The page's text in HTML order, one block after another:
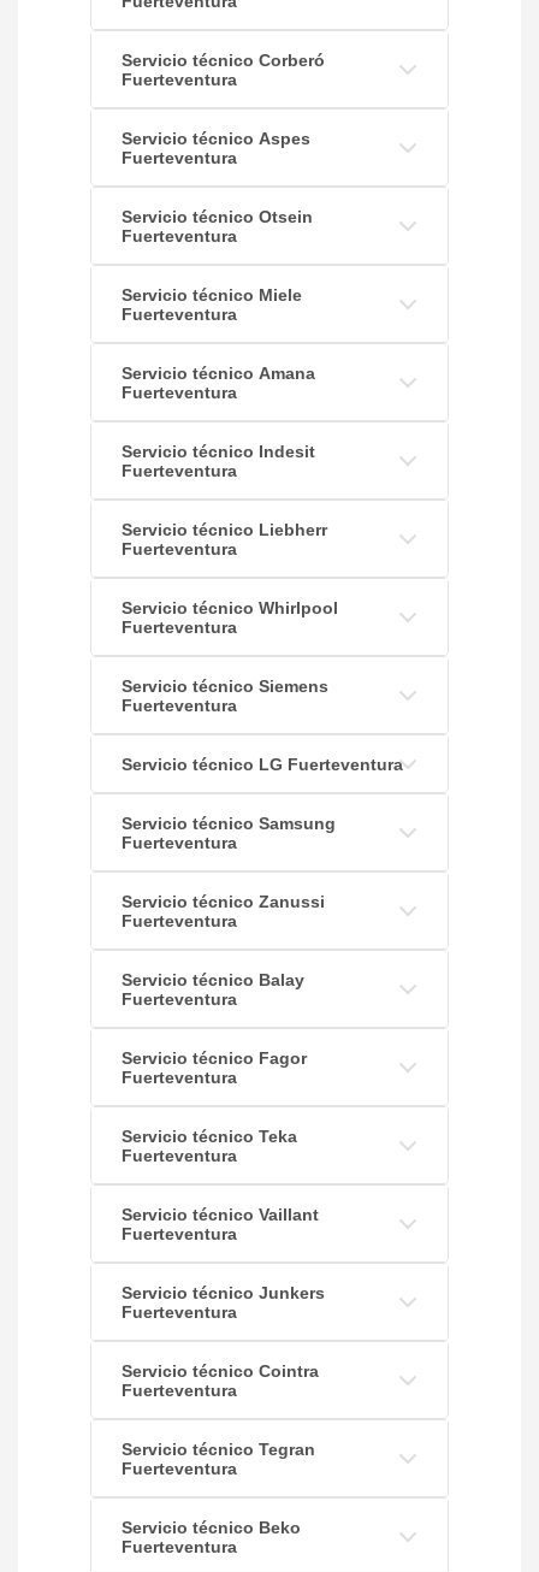
Servicio técnico Corberó
Fuerteventura
Servicio técnico Aspes
Fuerteventura
Servicio técnico Otsein
Fuerteventura
Servicio técnico Miele
Fuerteventura
Servicio técnico Amana
Fuerteventura
Servicio técnico Indesit
Fuerteventura
Servicio técnico Liebherr
Fuerteventura
Servicio técnico Whirlpool
Fuerteventura
Servicio técnico Siemens
Fuerteventura
Servicio técnico LG Fuerteventura
Servicio técnico Samsung
Fuerteventura
Servicio técnico Zanussi
Fuerteventura
Servicio técnico Balay
Fuerteventura
Servicio técnico Fagor
Fuerteventura
Servicio técnico Teka
Fuerteventura
Servicio técnico Vaillant
Fuerteventura
Servicio técnico Junkers
Fuerteventura
Servicio técnico Cointra
Fuerteventura
Servicio técnico Tegran
Fuerteventura
Servicio técnico Beko
Fuerteventura